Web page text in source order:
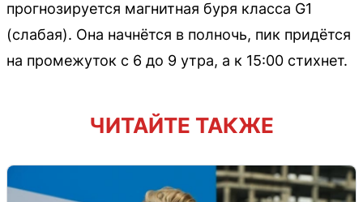
прогнозируется магнитная буря класса G1
(слабая). Она начнётся в полночь, пик придётся
на промежуток с 6 до 9 утра, а к 15:00 стихнет.
ЧИТАЙТЕ ТАКЖЕ